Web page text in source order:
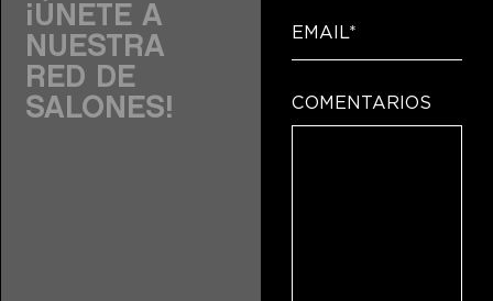
¡ÚNETE A
NUESTRA
RED DE
SALONES!
COMENTARIOS